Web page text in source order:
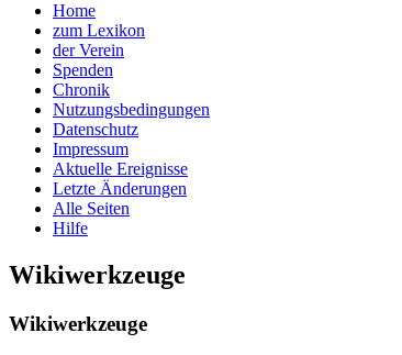
Home
zum Lexikon
der Verein
Spenden
Chronik
Nutzungsbedingungen
Datenschutz
Impressum
Aktuelle Ereignisse
Letzte Änderungen
Alle Seiten
Hilfe
Wikiwerkzeuge
Wikiwerkzeuge